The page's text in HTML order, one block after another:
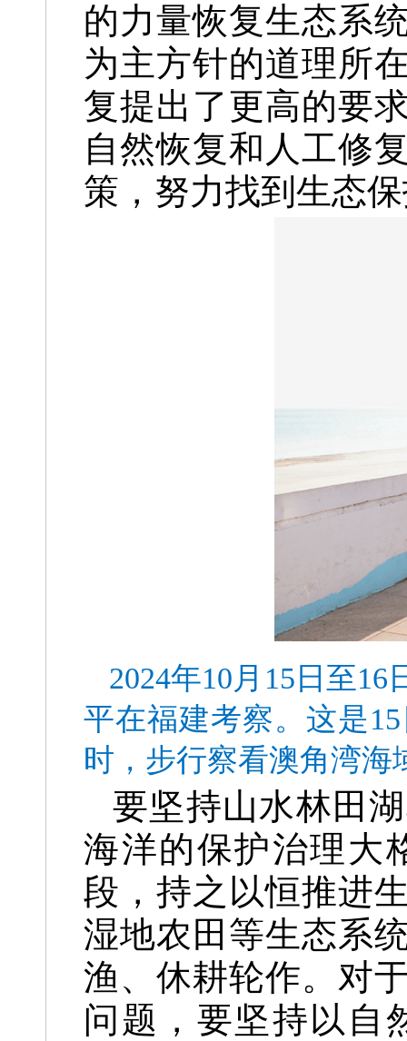
的力量恢复生态系
为主方针的道理所
复提出了更高的要
自然恢复和人工修
策，努力找到生态
2024年10月15日至
平在福建考察。这是
时，步行察看澳角湾
要坚持山水林田
海洋的保护治理大
段，持之以恒推进
湿地农田等生态系
渔、休耕轮作。对
问题，要坚持以自